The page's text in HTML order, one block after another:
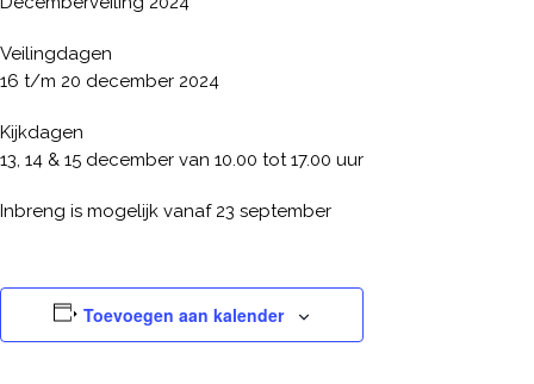
Veilingdagen
16 t/m 20 december 2024
Kijkdagen
13, 14 & 15 december van 10.00 tot 17.00 uur
Inbreng is mogelijk vanaf 23 september
Toevoegen aan kalender